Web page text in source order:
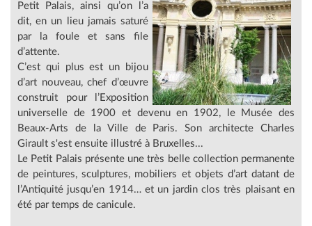
Petit Palais, ainsi qu’on l’a
dit, en un lieu jamais saturé
par la foule et sans file
d’attente.
C’est qui plus est un bijou
d’art nouveau, chef d’œuvre
construit pour l’Exposition
universelle de 1900 et devenu en 1902, le Musée des
Beaux-Arts de la Ville de Paris. Son architecte Charles
Girault s'est ensuite illustré à Bruxelles...
Le Petit Palais présente une très belle collection permanente
de peintures, sculptures, mobiliers et objets d’art datant de
l’Antiquité jusqu’en 1914… et un jardin clos très plaisant en
été par temps de canicule.